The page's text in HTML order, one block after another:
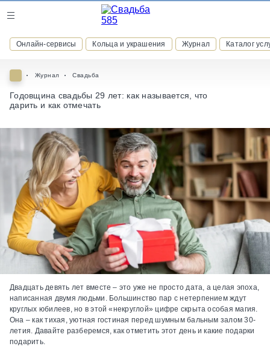
Онлайн-сервисы Кольца и украшения Журнал Каталог
ВСТУПАЙТЕ В КЛУБ ПРИВИЛЕГИЙ
присоединяйтесь к закрытому сообществу и получайте
скидки и бонусы за участие
РЕГИСТРАЦИЯ
Журнал Свадьба
Годовщина свадьбы 29 лет: как называется, что
дарить и как отмечать
Двадцать девять лет вместе – это уже не просто дата, а целая эпоха,
написанная двумя людьми. Большинство пар с нетерпением ждут
круглых юбилеев, но в этой «некруглой» цифре скрыта особая магия.
Она – как тихая, уютная гостиная перед шумным бальным залом 30-
летия. Давайте разберемся, как отметить этот день и какие подарки
подарить.